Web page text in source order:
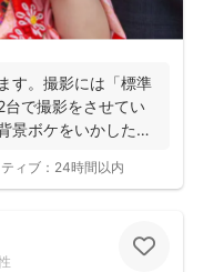
す。撮影には「標準
台で撮影をさせてい
景ボケをいかしたお
ィブ： 24時間以内